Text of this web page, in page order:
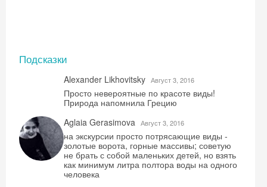
Подсказки
Alexander Likhovitsky Август 3, 2016
Просто невероятные по красоте виды!
Природа напомнила Грецию
Aglaia Gerasimova Август 3, 2016
на экскурсии просто потрясающие виды -
золотые ворота, горные массивы; советую
не брать с собой маленьких детей, но взять
как минимум литра полтора воды на одного
человека